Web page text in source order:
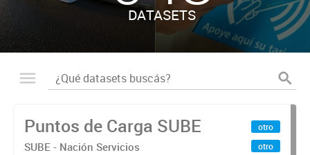
DATASETS
Puntos de Carga SUBE
SUBE - Nación Servicios
otro
otro